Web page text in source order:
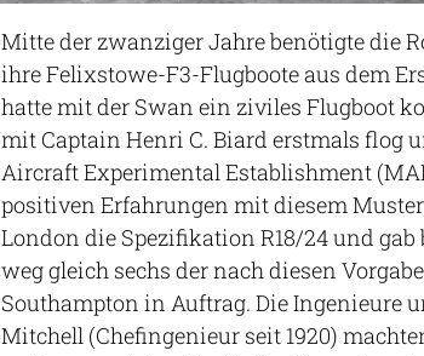
Mitte der zwanziger Jahre benötigte die
ihre Felixstowe-F3-Flugboote aus dem
hatte mit der Swan ein ziviles Flugboot
mit Captain Henri C. Biard erstmals flog
Aircraft Experimental Establishment
positiven Erfahrungen mit diesem
London die Spezifikation R18/24 und
weg gleich sechs der nach diesen
Southampton in Auftrag. Die Ingenieure
Mitchell (Chefingenieur seit 1920)